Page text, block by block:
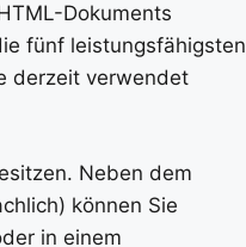
Dokuments
fünf leistungsfähigsten
derzeit verwendet
Neben dem
können Sie
in einem